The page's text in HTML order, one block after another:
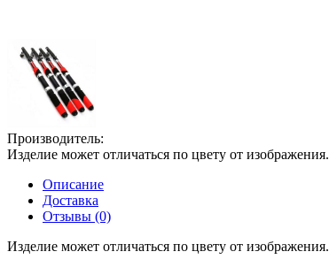
Производитель:
Изделие может отличаться по цвету от изображения.
Описание
Доставка
Отзывы (0)
Изделие может отличаться по цвету от изображения.